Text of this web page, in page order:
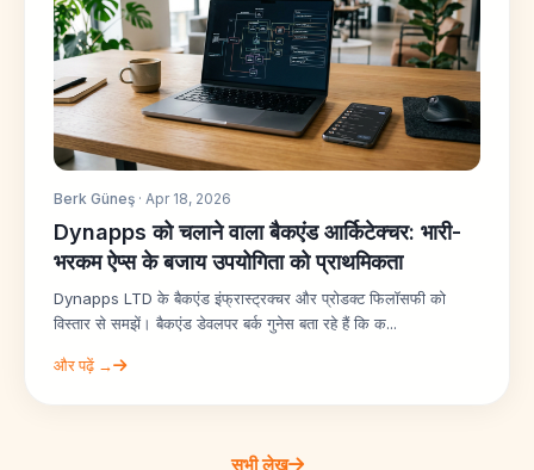
Berk Güneş · Apr 18, 2026
Dynapps को चलाने वाला बैकएंड आर्किटेक्चर: भारी-
भरकम ऐप्स के बजाय उपयोगिता को प्राथमिकता
Dynapps LTD के बैकएंड इंफ्रास्ट्रक्चर और प्रोडक्ट फिलॉसफी को
विस्तार से समझें। बैकएंड डेवलपर बर्क गुनेस बता रहे हैं कि क...
और पढ़ें →
सभी लेख